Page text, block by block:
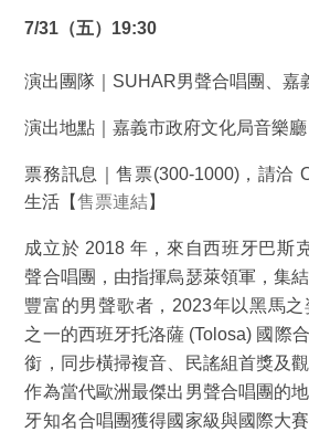
7/31 （五）19:30
演出團隊｜SUHAR男聲合唱團、嘉
演出地點｜嘉義市政府文化局音樂廳
票務訊息｜售票(300-1000)，請洽
生活【售票連結 】
成立於 2018 年，來自西班牙巴斯
聲合唱團，由指揮烏瑟萊領軍，集
豐富的男聲歌者，2023年以黑馬
之一的西班牙托洛薩 (Tolosa) 國際
銜，同步橫掃複音、民謠組首獎及
作為當代歐洲最傑出男聲合唱團的
牙知名合唱團獲得國家級與國際大